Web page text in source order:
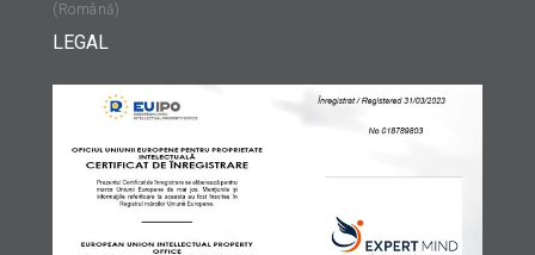
(Română)
LEGAL